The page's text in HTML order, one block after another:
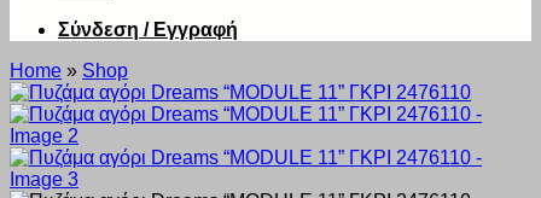
Σύνδεση / Εγγραφή
Home » Shop